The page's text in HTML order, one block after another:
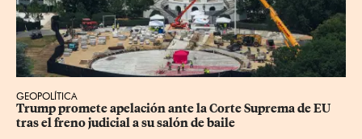
GEOPOLÍTICA
Trump promete apelación ante la Corte Suprema de EU
tras el freno judicial a su salón de baile